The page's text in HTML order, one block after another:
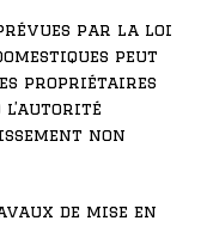
par la loi
peut
propriétaires
l’autorité
non
de mise en